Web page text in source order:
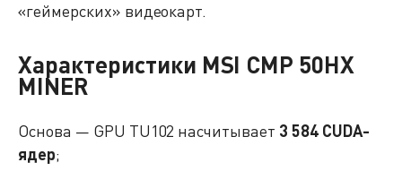
«геймерских» видеокарт.
Характеристики MSI CMP 50HX
MINER
Основа — GPU TU102 насчитывает 3 584 CUDA-
ядер;